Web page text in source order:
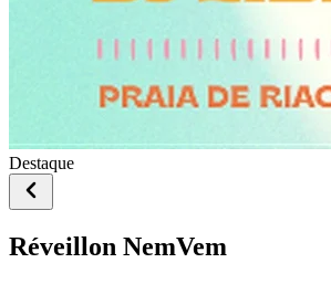
Destaque
Réveillon NemVem